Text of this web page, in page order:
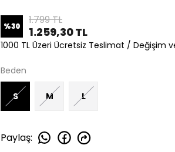
%30 1.799 TL
1.259,30 TL
1000 TL Üzeri Ücretsiz Teslimat / Değişim
Beden
S M L
Paylaş: